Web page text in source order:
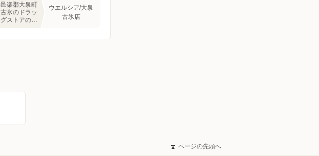
邑楽郡大泉町
古氷のドラッ
グストアのチ
ウエルシア/大泉
古氷店
ページの先頭へ